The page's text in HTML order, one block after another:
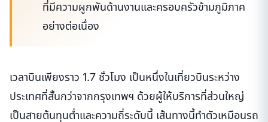
ที่มีความผูกพันด้านงานและครอบครัวข้ามภูมิภาค
อย่างต่อเนื่อง
เวลาบินเพียงราว 1.7 ชั่วโมง เป็นหนึ่งในเที่ยวบินระหว่าง
ประเทศที่สั้นกว่าจากกรุงเทพฯ ด้วยผู้ให้บริการที่ส่วนใหญ่
เป็นสายต้นทุนต่ำและความถี่ระดับนี้ เส้นทางนี้ทำตัวเหมือนรถ